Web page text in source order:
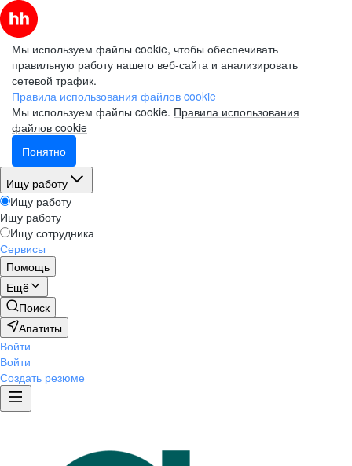
Мы используем файлы cookie, чтобы обеспечивать
правильную работу нашего веб-сайта и анализировать
сетевой трафик.
Правила использования файлов cookie
Мы используем файлы cookie. Правила использования
файлов cookie
Понятно
Ищу работу
Ищу работу
Ищу работу
Ищу сотрудника
Сервисы
Помощь
Ещё
Поиск
Апатиты
Войти
Войти
Создать резюме